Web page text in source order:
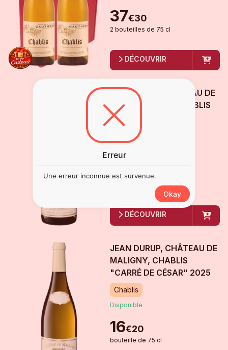
37€30
2 bouteilles de 75 cl
DÉCOUVRIR
JEAN DURUP CHÂTEAU DE
MALIGNY PETIT CHABLIS
2024
Petit Chablis
16€00
75 cl
DÉCOUVRIR
JEAN DURUP, CHÂTEAU DE
MALIGNY, CHABLIS
"CARRÉ DE CÉSAR" 2025
Chablis
Disponible
16€20
bouteille de 75 cl
Erreur
Une erreur inconnue est survenue.
Okay